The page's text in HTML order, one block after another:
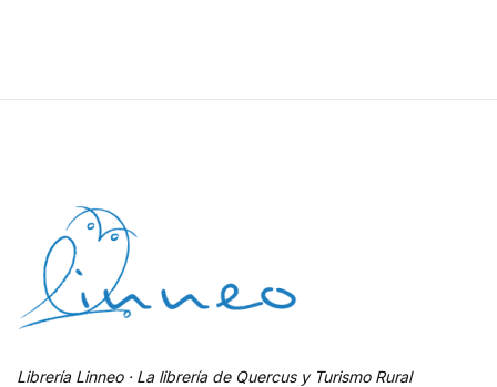
Librería Linneo · La librería de Quercus y Turismo Rural